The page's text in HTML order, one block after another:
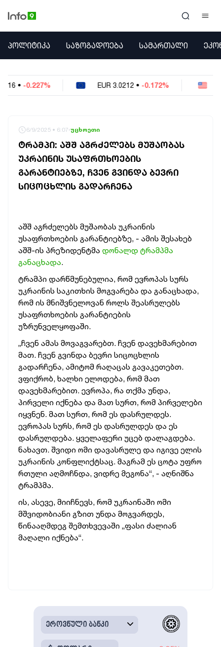
ᲞᲝᲚᲘᲢᲘᲙᲐ
ᲔᲙᲝᲜᲝᲛᲘᲙᲐ
ᲣᲪᲮᲝᲔᲗᲘ
ᲐᲛᲘᲜᲓᲘ
ᲡᲐᲛᲮᲔᲓᲠᲝ
ᲠᲔᲒᲘᲝᲜᲘ
ᲘᲜᲢᲔᲠᲕᲘᲣ
ᲞᲝᲚᲘᲢᲘᲙᲐ ᲡᲐᲖᲝᲒᲐᲓᲝᲔᲑᲐ ᲡᲐᲛᲐᲠᲗᲐᲚᲘ
EUR 3.0212 -0.172% USD 2.621 -0.05%
6/9/2025 • 6:07 უცხოეთი
ᲢᲠᲐᲛᲞᲘ: ᲐᲨᲨ ᲐᲒᲠᲫᲔᲚᲔᲑᲡ ᲛᲣᲨᲐᲝᲑᲐᲡ
ᲣᲙᲠᲐᲘᲜᲘᲡ ᲣᲡᲐᲤᲠᲗᲮᲝᲔᲑᲘᲡ
ᲒᲐᲠᲐᲜᲢᲘᲔᲑᲖᲔ, ᲩᲕᲔᲜ ᲒᲕᲘᲜᲓᲐ ᲑᲔᲕᲠᲘ
ᲡᲘᲪᲝᲪᲮᲚᲘᲡ ᲒᲐᲓᲐᲠᲩᲔᲜᲐ
აშშ აგრძელებს მუშაობას უკრაინის
უსაფრთხოების გარანტიებზე, - ამის შესახებ
აშშ-ის პრეზიდენტმა დონალდ ტრამპმა
განაცხადა.
ტრამპი დარწმუნებულია, რომ ევროპას სურს
უკრაინის საკითხის მოგვარება და განაცხადა,
რომ ის მნიშვნელოვან როლს შეასრულებს
უსაფრთხოების გარანტიების
უზრუნველყოფაში.
„ჩვენ ამას მოვაგვარებთ. ჩვენ დავეხმარებით
მათ. ჩვენ გვინდა ბევრი სიცოცხლის
გადარჩენა, ამიტომ რაღაცას გავაკეთებთ.
ვფიქრობ, ხალხი ელოდება, რომ მათ
დავეხმარებით. ევროპა, რა თქმა უნდა,
პირველი იქნება და მათ სურთ, რომ პირველები
იყვნენ. მათ სურთ, რომ ეს დასრულდეს.
ევროპას სურს, რომ ეს დასრულდეს და ეს
დასრულდება. ყველაფერი უცებ დალაგდება.
ნახავთ. შვიდი ომი დავასრულე და იგივე ელის
უკრაინის კონფლიქტსაც. მაგრამ ეს ცოტა უფრო
რთული აღმოჩნდა, ვიდრე მეგონა“, - აღნიშნა
ტრამპმა.
ის, ასევე, მიიჩნევს, რომ უკრაინაში ომი
მშვიდობიანი გზით უნდა მოგვარდეს,
წინააღმდეგ შემთხვევაში „ფასი ძალიან
მაღალი იქნება“.